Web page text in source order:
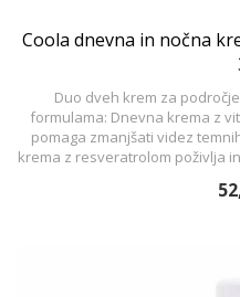
Coola dnevna in nočna
Duo dveh krem za
formulama: Dnevna krema z
pomaga zmanjšati videz
krema z resveratrolom poživlja